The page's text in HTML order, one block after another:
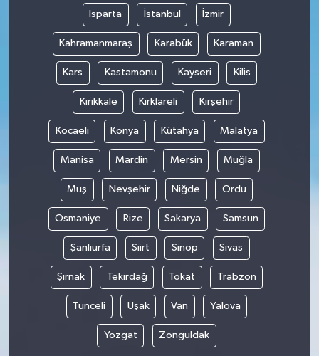
Isparta İstanbul İzmir
Kahramanmaraş Karabük Karaman
Kars Kastamonu Kayseri Kilis
Kırıkkale Kırklareli Kırşehir
Kocaeli Konya Kütahya Malatya
Manisa Mardin Mersin Muğla
Muş Nevşehir Niğde Ordu
Osmaniye Rize Sakarya Samsun
Şanlıurfa Siirt Sinop Sivas
Şırnak Tekirdağ Tokat Trabzon
Tunceli Uşak Van Yalova
Yozgat Zonguldak